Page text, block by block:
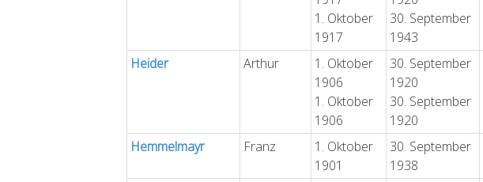
1. Oktober
1917
30. September
1943
Heider Arthur
1. Oktober
1906
1. Oktober
1906
30. September
1920
30. September
1920
Hemmelmayr Franz
1. Oktober
1901
30. September
1938